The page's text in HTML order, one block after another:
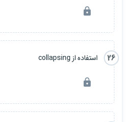
26 استفاده از collapsing